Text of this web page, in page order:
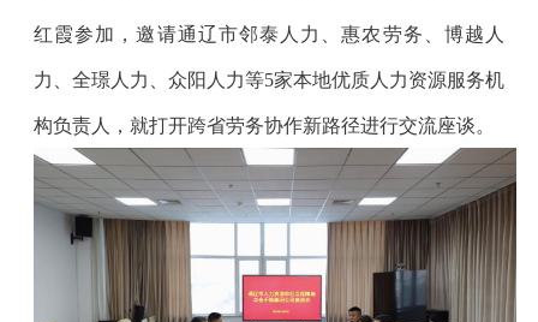
红霞参加，邀请通辽市邻泰人力、惠农劳务、博越人
力 全璟人力、众阳人力等5家本地优质人力资源服务机
构负责人， 就打开跨省劳务协作新路径进行交流座谈。